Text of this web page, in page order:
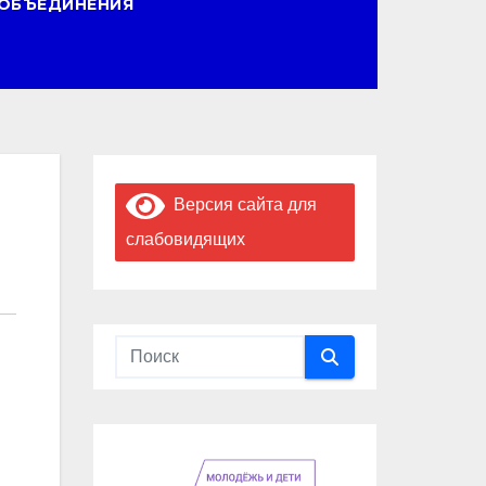
Версия сайта для
слабовидящих